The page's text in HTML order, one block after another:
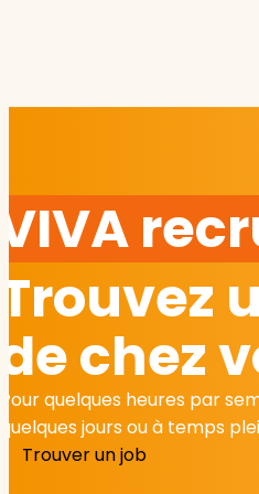
Trouvez
de chez
Pour quelques heures par
quelques jours ou à temps
Trouver un job